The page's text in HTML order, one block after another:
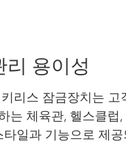
리 용이성
리스 잠금장치는 고
는 체육관, 헬스클럽
일과 기능으로 제